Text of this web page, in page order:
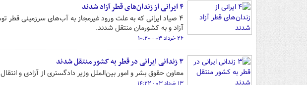
۴ ایرانی از زندان‌های قطر آزاد شدند
آزاد و به کشورمان منتقل شدند.
۲۶ خرداد ۰۳ - ۱۰:۲۰
۳ زندانی ایرانی در قطر به کشور منتقل شدند
معاون حقوق بشر و امور بین‌الملل وزیر دادگستری از آزادی و انتقال ۳ ایرانی محبوس در زندان‌های قطر به کشورمان خبر داد.